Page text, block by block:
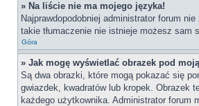
» Na liście nie ma mojego języka!
Najprawdopodobniej administrator forum
takie tłumaczenie nie istnieje możesz sam
Góra
» Jak mogę wyświetlać obrazek pod
Są dwa obrazki, które mogą pokazać się
gwiazdek, kwadratów lub kropek. Obrazek
każdego użytkownika. Administrator forum